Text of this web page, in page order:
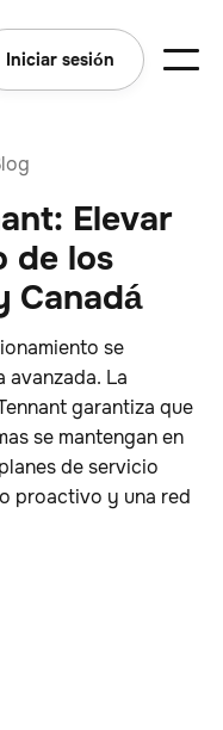
Iniciar sesión
Elevar
de los
Canadá
se
avanzada. La
garantiza que
se mantengan en
de servicio
proactivo y una red